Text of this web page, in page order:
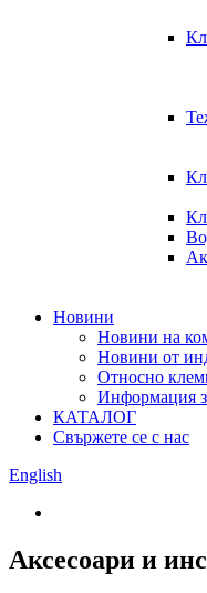
Новини
Новини на
Новини от
Относно
Информация
КАТАЛОГ
Свържете се с нас
English
Аксесоари и